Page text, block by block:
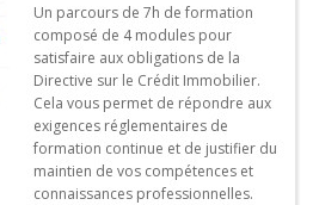
Un parcours de 7h de formation
composé de 4 modules pour
satisfaire aux obligations de la
Directive sur le Crédit Immobilier.
Cela vous permet de répondre aux
exigences réglementaires de
formation continue et de justifier du
maintien de vos compétences et
connaissances professionnelles.